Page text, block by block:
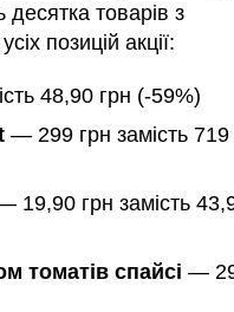
десятка товарів з
позицій акції:
48,90 грн (-59%)
— 299 грн замість 719
19,90 грн замість
томатів спайсі —